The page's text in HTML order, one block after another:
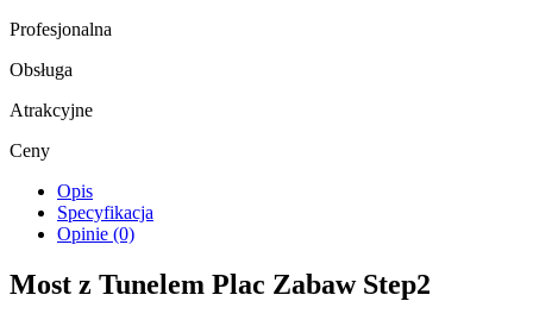
Profesjonalna
Obsługa
Atrakcyjne
Ceny
Opis
Specyfikacja
Opinie (0)
Most z Tunelem Plac Zabaw Step2